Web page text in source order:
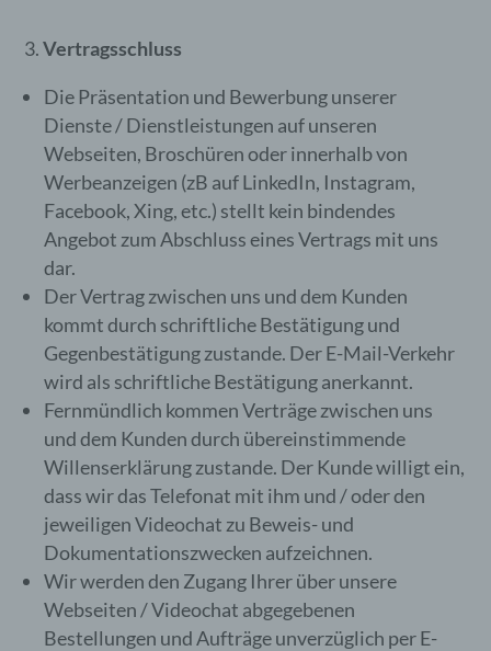
Vertragsschluss
Die Präsentation und Bewerbung unserer
Dienste / Dienstleistungen auf unseren
Webseiten, Broschüren oder innerhalb von
Werbeanzeigen (zB auf LinkedIn, Instagram,
Facebook, Xing, etc.) stellt kein bindendes
Angebot zum Abschluss eines Vertrags mit uns
dar.
Der Vertrag zwischen uns und dem Kunden
kommt durch schriftliche Bestätigung und
Gegenbestätigung zustande. Der E-Mail-Verkehr
wird als schriftliche Bestätigung anerkannt.
Fernmündlich kommen Verträge zwischen uns
und dem Kunden durch übereinstimmende
Willenserklärung zustande. Der Kunde willigt ein,
dass wir das Telefonat mit ihm und / oder den
jeweiligen Videochat zu Beweis- und
Dokumentationszwecken aufzeichnen.
Wir werden den Zugang Ihrer über unsere
Webseiten / Videochat abgegebenen
Bestellungen und Aufträge unverzüglich per E-